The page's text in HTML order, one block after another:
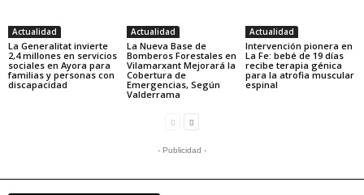
Actualidad
La Generalitat invierte
2,4 millones en servicios
sociales en Ayora para
familias y personas con
discapacidad
Actualidad
La Nueva Base de
Bomberos Forestales en
Vilamarxant Mejorará la
Cobertura de
Emergencias, Según
Valderrama
Actualidad
Intervención pionera en
La Fe: bebé de 19 días
recibe terapia génica
para la atrofia muscular
espinal
- Publicidad -